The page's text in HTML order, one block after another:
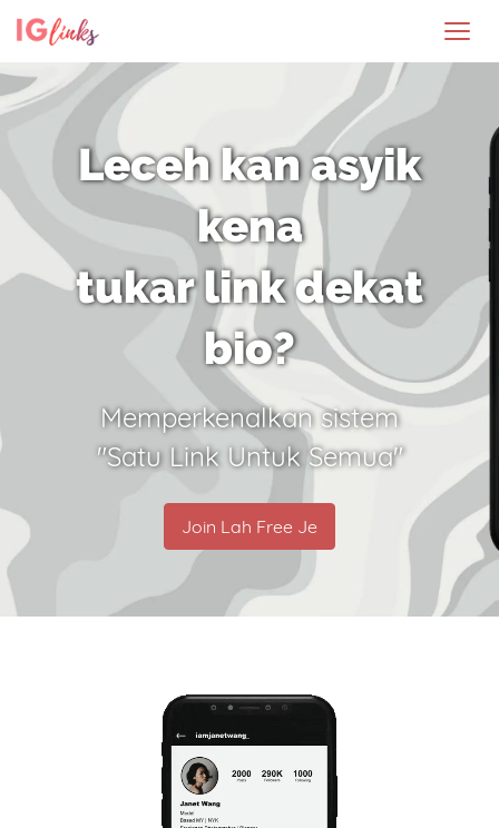
Leceh kan asyik
kena
tukar link dekat
bio?
Memperkenalkan sistem
"Satu Link Untuk Semua"
Join Lah Free Je